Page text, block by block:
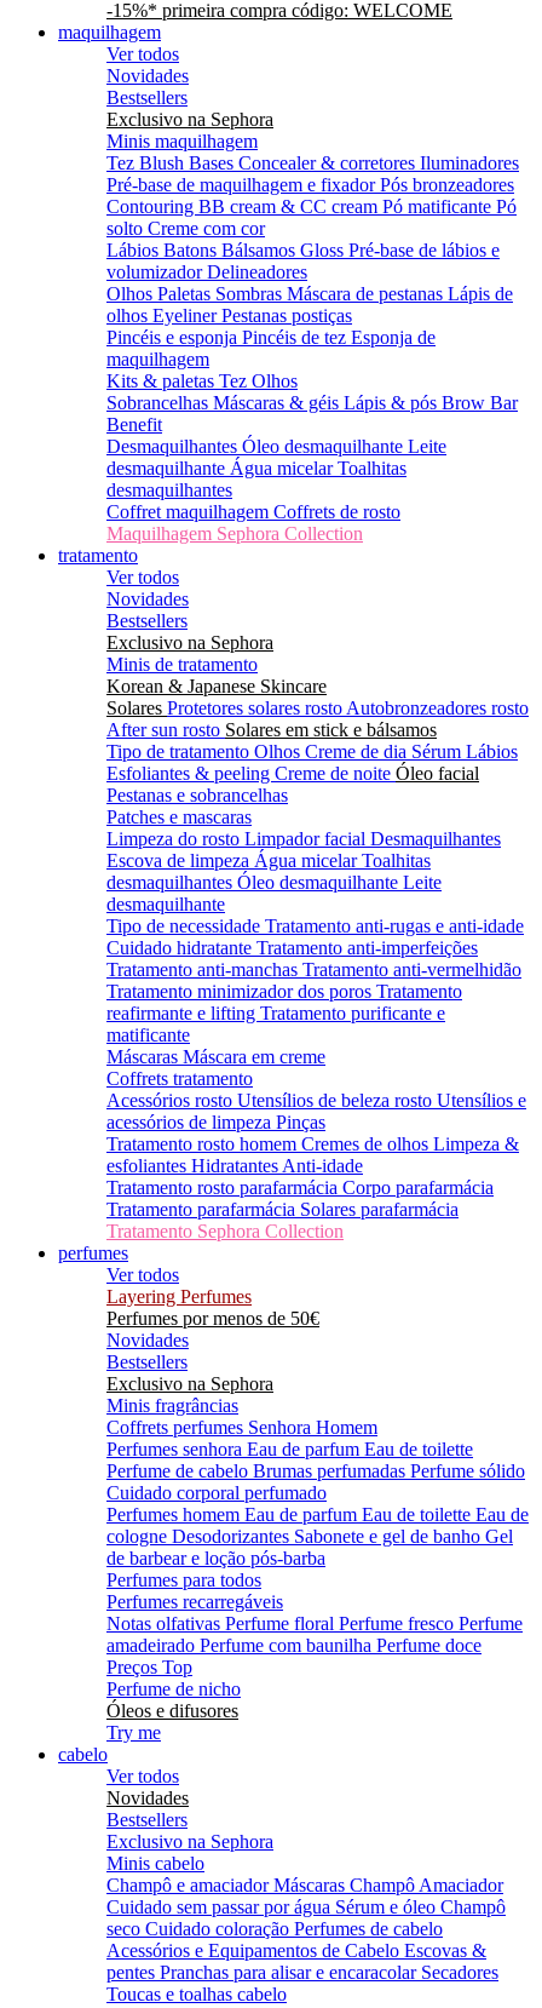
-15%* primeira compra código: WELCOME
maquilhagem
Ver todos
Novidades
Bestsellers
Exclusivo na Sephora
Minis maquilhagem
Tez Blush Bases Concealer & corretores Iluminadores
Pré-base de maquilhagem e fixadorPós bronzeadores
Contouring BB cream & CC cream Pó matificante Pó
solto Creme com cor
Lábios Batons Bálsamos Gloss Pré-base de lábios e
volumizadorDelineadores
Olhos Paletas Sombras Máscara de pestanas Lápis de
olhos EyelinerPestanas postiças
Pincéis e esponja Pincéis de tez Esponja de
maquilhagem
Kits & paletas Tez Olhos
Sobrancelhas Máscaras & géis Lápis & pós Brow Bar
Benefit
Desmaquilhantes Óleo desmaquilhante Leite
desmaquilhante Água micelarToalhitas
desmaquilhantes
Coffret maquilhagem Coffrets de rosto
Maquilhagem Sephora Collection
tratamento
Ver todos
Novidades
Bestsellers
Exclusivo na Sephora
Minis de tratamento
Korean & Japanese Skincare
Solares Protetores solares rosto Autobronzeadores rosto
After sun rosto Solares em stick e bálsamos
Tipo de tratamento Olhos Creme de dia Sérum Lábios
Esfoliantes & peeling Creme de noite Óleo facial
Pestanas e sobrancelhas
Patches e mascaras
Limpeza do rosto Limpador facial Desmaquilhantes
Escova de limpeza Água micelarToalhitas
desmaquilhantes Óleo desmaquilhante Leite
desmaquilhante
Tipo de necessidade Tratamento anti-rugas e anti-idade
Cuidado hidratante Tratamento anti-imperfeições
Tratamento anti-manchas Tratamento anti-vermelhidão
Tratamento minimizador dos poros Tratamento
reafirmante e lifting Tratamento purificante e
matificante
Máscaras Máscara em creme
Coffrets tratamento
Acessórios rosto Utensílios de beleza rosto Utensílios e
acessórios de limpeza Pinças
Tratamento rosto homem Cremes de olhos Limpeza &
esfoliantes Hidratantes Anti-idade
Tratamento rosto parafarmácia Corpo parafarmácia
Tratamento parafarmácia Solares parafarmácia
Tratamento Sephora Collection
perfumes
Ver todos
Layering Perfumes
Perfumes por menos de 50€
Novidades
Bestsellers
Exclusivo na Sephora
Minis fragrâncias
Coffrets perfumes Senhora Homem
Perfumes senhora Eau de parfum Eau de toilette
Perfume de cabelo Brumas perfumadas Perfume sólido
Cuidado corporal perfumado
Perfumes homem Eau de parfum Eau de toilette Eau de
cologne Desodorizantes Sabonete e gel de banho Gel
de barbear e loção pós-barba
Perfumes para todos
Perfumes recarregáveis
Notas olfativas Perfume floral Perfume fresco Perfume
amadeirado Perfume com baunilha Perfume doce
Preços Top
Perfume de nicho
Óleos e difusores
Try me
cabelo
Ver todos
Novidades
Bestsellers
Exclusivo na Sephora
Minis cabelo
Champô e amaciadorMáscaras Champô Amaciador
Cuidado sem passar por água Sérum e óleo Champô
seco Cuidado coloração Perfumes de cabelo
Acessórios e Equipamentos de Cabelo Escovas &
pentes Pranchas para alisar e encaracolar Secadores
Toucas e toalhas cabelo